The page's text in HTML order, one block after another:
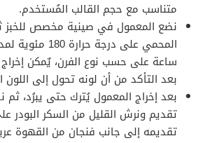
متناسب مع حجم القالب المُستخدم.
نضع المعمول في صينية مخصص للخبز
المحمي على
ساعة على حسب نوع الفرن، يٌمكن
بعد التأكد من أن لونه تحول إلى
بعد إخراج المعمول يُترك حتى يبرُد،
تقديم ونرش القليل من السكر البودر
تقديمه إلى جانب فنجان من القهوة